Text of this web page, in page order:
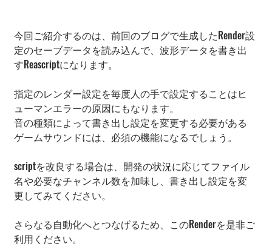
今回ご紹介するのは、前回のブログで生成したRender設
定のセーブデータを読み込んで、波形データを書き出
すReascriptになります。
指定のレンダー設定を毎度人の手で設定することはヒ
ューマンエラーの原因にもなります。
音の種類によって書き出し設定を変更する必要がある
ゲームサウンドには、必須の機能になるでしょう。
scriptを改良する場合は、開発の状況に応じてファイル
名や必要なチャンネル数を加味し、書き出し設定を変
更してみてください。
さらなる自動化へとつなげるため、このRenderを是非ご
利用ください。